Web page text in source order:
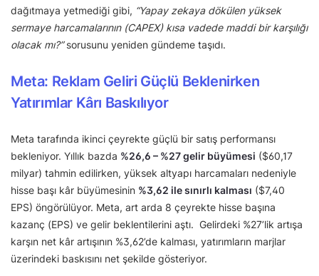
dağıtmaya yetmediği gibi, “Yapay zekaya dökülen yüksek
sermaye harcamalarının (CAPEX) kısa vadede maddi bir karşılığı
olacak mı?”sorusunu yeniden gündeme taşıdı.
Meta: Reklam Geliri Güçlü Beklenirken
Yatırımlar Kârı Baskılıyor
Meta tarafında ikinci çeyrekte güçlü bir satış performansı
bekleniyor. Yıllık bazda %26,6 – %27 gelir büyümesi ($60,17
milyar) tahmin edilirken, yüksek altyapı harcamaları nedeniyle
hisse başı kâr büyümesinin %3,62 ile sınırlı kalması ($7,40
EPS) öngörülüyor. Meta, art arda 8 çeyrekte hisse başına
kazanç (EPS) ve gelir beklentilerini aştı. Gelirdeki %27’lik artışa
karşın net kâr artışının %3,62’de kalması, yatırımların marjlar
üzerindeki baskısını net şekilde gösteriyor.